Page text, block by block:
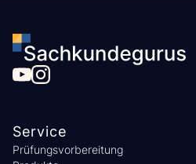
Service
Prüfungsvorbereitung